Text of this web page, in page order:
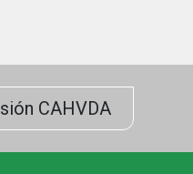
CAHVDA